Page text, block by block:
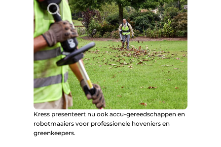
Kress presenteert nu ook accu-gereedschappen en
robotmaaiers voor professionele hoveniers en
greenkeepers.